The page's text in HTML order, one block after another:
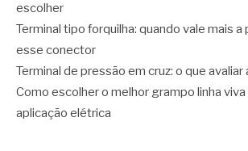
escolher
Terminal tipo forquilha: quando vale mais a
esse conector
Terminal de pressão em cruz: o que
Como escolher o melhor grampo linha viva
aplicação elétrica